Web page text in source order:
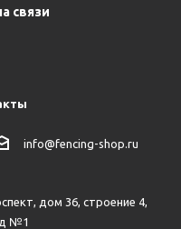
связи
info@fencing-shop.ru
дом 36, строение 4,
№1